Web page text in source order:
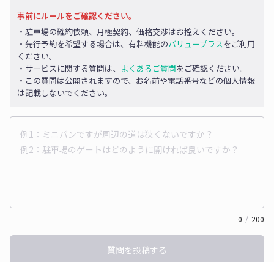
事前にルールをご確認ください。
・駐車場の確約依頼、月極契約、価格交渉はお控えください。
・先行予約を希望する場合は、有料機能のバリュープラスをご利用
ください。
・サービスに関する質問は、 よくあるご質問をご確認ください。
・この質問は公開されますので、お名前や電話番号などの個人情報
は記載しないでください。
0 / 200
質問を投稿する